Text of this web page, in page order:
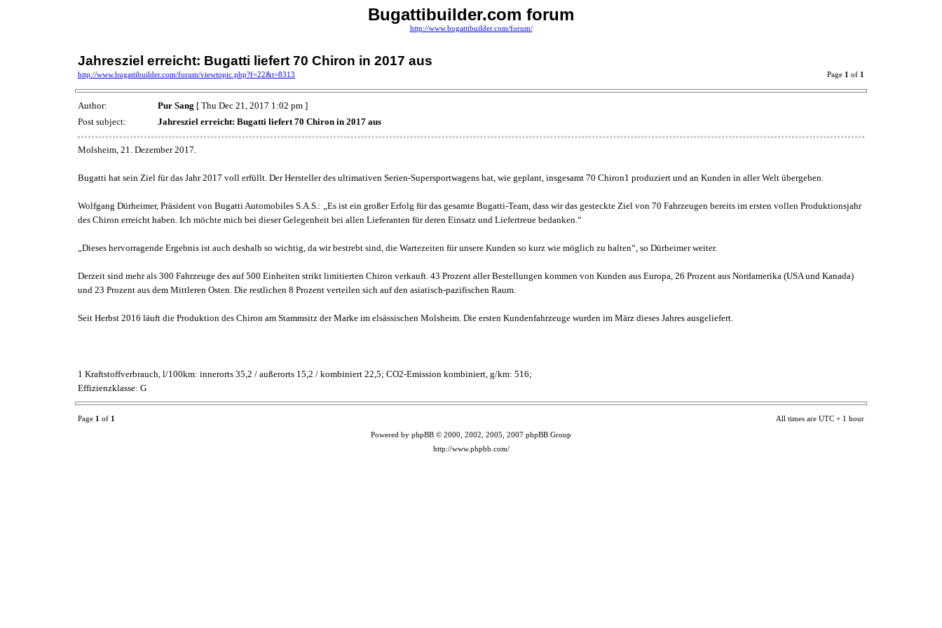
Bugattibuilder.com forum
http://www.bugattibuilder.com/forum/
Jahresziel erreicht: Bugatti liefert 70 Chiron in 2017 aus
http://www.bugattibuilder.com/forum/viewtopic.php?f=22&t=8313 Page 1 of 1
Author: Pur Sang [ Thu Dec 21, 2017 1:02 pm ]
Post subject:
Jahresziel erreicht: Bugatti liefert 70 Chiron in 2017 aus
Molsheim, 21. Dezember 2017.
Bugatti hat sein Ziel für das Jahr 2017 voll erfüllt. Der Hersteller des ultimativen Serien-Supersportwagens hat, wie geplant, insgesamt 70 Chiron1 produziert und an Kunden in aller Welt übergeben.
Wolfgang Dürheimer, Präsident von Bugatti Automobiles S.A.S.: „Es ist ein großer Erfolg für das gesamte Bugatti-Team, dass wir das gesteckte Ziel von 70 Fahrzeugen bereits im ersten vollen Produktionsjahr
des Chiron erreicht haben. Ich möchte mich bei dieser Gelegenheit bei allen Lieferanten für deren Einsatz und Liefertreue bedanken.“
„Dieses hervorragende Ergebnis ist auch deshalb so wichtig, da wir bestrebt sind, die Wartezeiten für unsere Kunden so kurz wie möglich zu halten“, so Dürheimer weiter.
Derzeit sind mehr als 300 Fahrzeuge des auf 500 Einheiten strikt limitierten Chiron verkauft. 43 Prozent aller Bestellungen kommen von Kunden aus Europa, 26 Prozent aus Nordamerika (USA und Kanada)
und 23 Prozent aus dem Mittleren Osten. Die restlichen 8 Prozent verteilen sich auf den asiatisch-pazifischen Raum.
Seit Herbst 2016 läuft die Produktion des Chiron am Stammsitz der Marke im elsässischen Molsheim. Die ersten Kundenfahrzeuge wurden im März dieses Jahres ausgeliefert.
1 Kraftstoffverbrauch, l/100km: innerorts 35,2 / außerorts 15,2 / kombiniert 22,5; CO2-Emission kombiniert, g/km: 516;
Effizienzklasse: G
Page 1 of 1 All times are UTC + 1 hour
Powered by phpBB © 2000, 2002, 2005, 2007 phpBB Group
http://www.phpbb.com/